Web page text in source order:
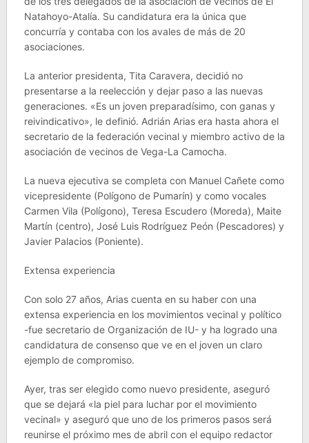
Natahoyo-Atalía. Su candidatura era la única que
concurría y contaba con los avales de más de 20
asociaciones.
La anterior presidenta, Tita Caravera, decidió no
presentarse a la reelección y dejar paso a las nuevas
generaciones. «Es un joven preparadísimo, con ganas y
reivindicativo», le definió. Adrián Arias era hasta ahora el
secretario de la federación vecinal y miembro activo de la
asociación de vecinos de Vega-La Camocha.
La nueva ejecutiva se completa con Manuel Cañete como
vicepresidente (Polígono de Pumarín) y como vocales
Carmen Vila (Polígono), Teresa Escudero (Moreda), Maite
Martín (centro), José Luis Rodríguez Peón (Pescadores) y
Javier Palacios (Poniente).
Extensa experiencia
Con solo 27 años, Arias cuenta en su haber con una
extensa experiencia en los movimientos vecinal y político
-fue secretario de Organización de IU- y ha logrado una
candidatura de consenso que ve en el joven un claro
ejemplo de compromiso.
Ayer, tras ser elegido como nuevo presidente, aseguró
que se dejará «la piel para luchar por el movimiento
vecinal» y aseguró que uno de los primeros pasos será
reunirse el próximo mes de abril con el equipo redactor